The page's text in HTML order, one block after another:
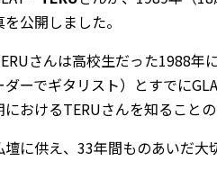
を公開しました。
さんは高校生だった1988年
ダーでギタリスト）とすでに
におけるTERUさんを知ること
壇に供え、33年間ものあいだ大